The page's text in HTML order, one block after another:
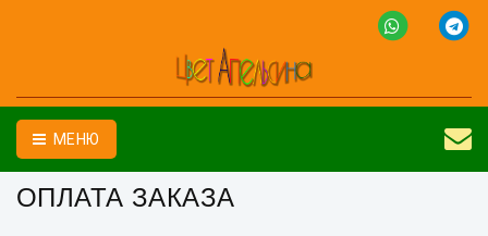
МЕНЮ
ОПЛАТА ЗАКАЗА